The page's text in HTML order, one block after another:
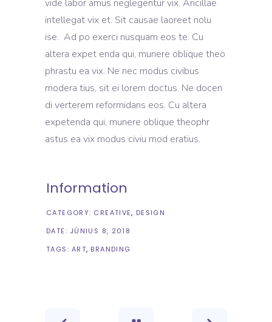
vide labor amus neglegentur vix. Ancillae
intellegat vix et. Sit causae laoreet nolu
ise. Ad po exerci nusquam eos te. Cu
altera expet enda qui, munere oblique theo
phrastu ea vix. Ne nec modus civibus
modera tius, sit ei lorem doctus. Ne docen
di verterem reformidans eos. Cu altera
expetenda qui, munere oblique theophr
astus ea vix modus civiu mod eratius.
Information
CATEGORY: CREATIVE DESIGN
DATE: JÚNIUS 8, 2018
TAGS: ART BRANDING